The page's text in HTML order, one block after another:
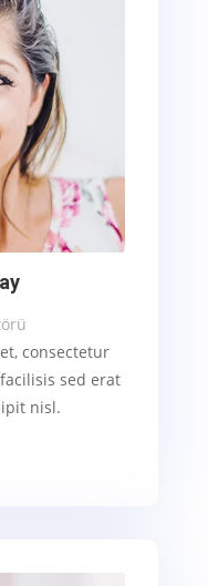
consectetur
sed erat
nisl.